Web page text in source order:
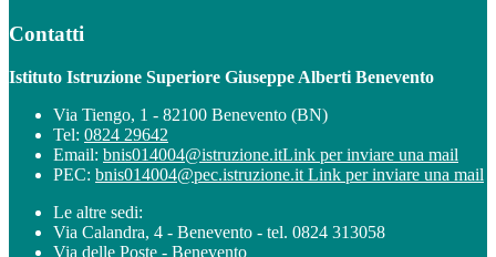
Contatti
Istituto Istruzione Superiore Giuseppe Alberti Benevento
Via Tiengo, 1 - 82100 Benevento (BN)
Tel: 0824 29642
Email: bnis014004@istruzione.itLink per inviare una mail
PEC: bnis014004@pec.istruzione.it Link per inviare una mail
Le altre sedi:
Via Calandra, 4 - Benevento - tel. 0824 313058
Via delle Poste - Benevento